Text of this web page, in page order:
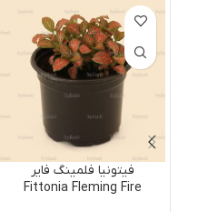
فیتونیا فلمینگ فایر
Fittonia Fleming Fire